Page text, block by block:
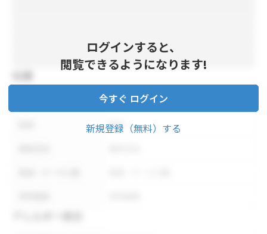
ログインすると、
閲覧できるようになります!
今すぐ ログイン
新規登録（無料）する
内容量
形状